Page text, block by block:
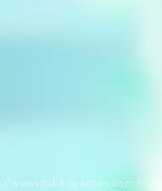
eula/